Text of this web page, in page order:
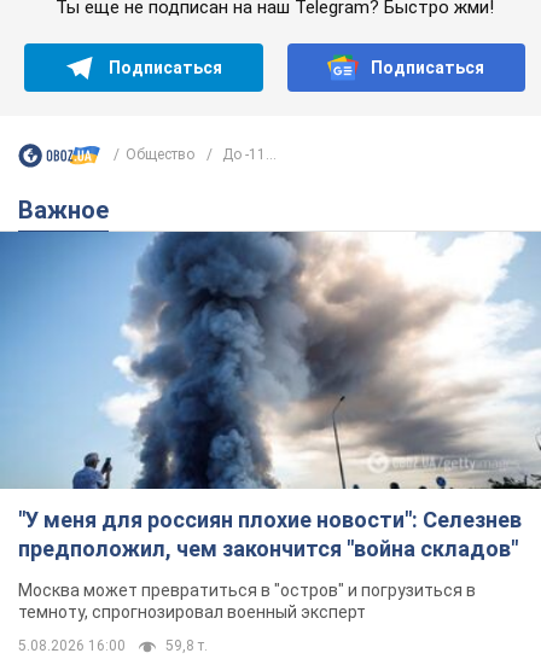
"У меня для россиян плохие новости": Селезнев
предположил, чем закончится "война складов"
Москва может превратиться в "остров" и погрузиться в
темноту, спрогнозировал военный эксперт
5.08.2026 16:00 59,8 т.
Банки "готовятся" к новому курсу
доллара: украинцам рассказали,
чего ожидать
10 годин тому
"Джипинг разрушает экосистемы,
которые формировались сотни